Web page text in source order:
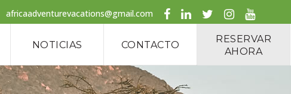
africaadventurevacations@gmail.com
NOTICIAS CONTACTO
RESERVAR
AHORA